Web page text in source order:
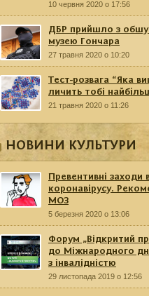
10 червня 2020 о 17:56
ДБР прийшло з
музею Гончара
27 травня 2020 о 10:20
Тест-розвага “Яка
личить тобі
21 травня 2020 о 11:26
НОВИНИ КУЛЬТУРИ
Превентивні заходи
коронавірусу.
МОЗ
5 березня 2020 о 13:06
Форум „Відкритий
до Міжнародного
з інвалідністю
29 листопада 2019 о 12:56